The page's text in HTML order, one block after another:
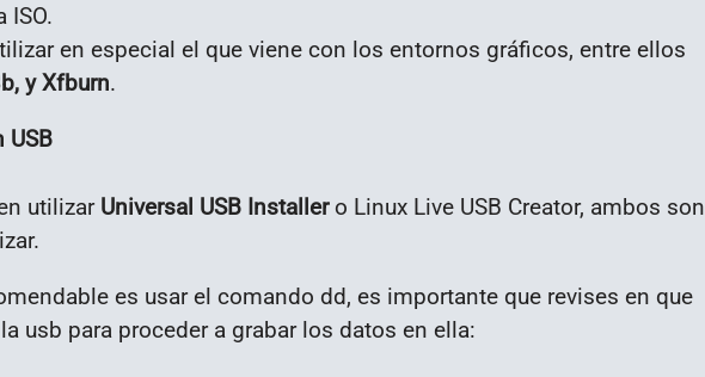
ISO.
en especial el que viene con los entornos gráficos, entre ellos
y Xfburn.
USB
utilizar Universal USB Installero Linux Live USB Creator, ambos son
es usar el comando dd, es importante que revises en que
usb para proceder a grabar los datos en ella: